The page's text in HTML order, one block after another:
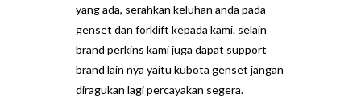
yang ada, serahkan keluhan anda pada
genset dan forklift kepada kami. selain
brand perkins kami juga dapat support
brand lain nya yaitu kubota genset jangan
diragukan lagi percayakan segera.